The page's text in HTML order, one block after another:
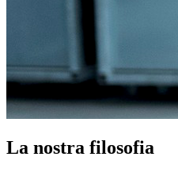
La nostra filosofia